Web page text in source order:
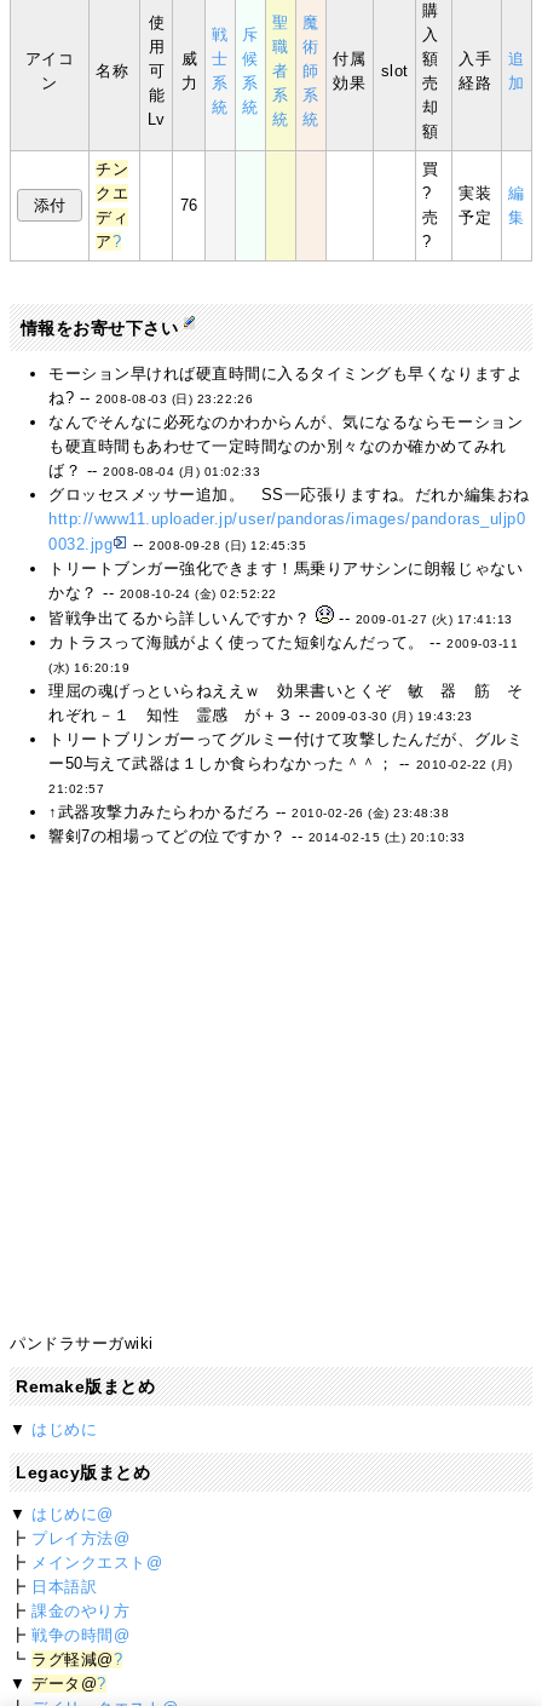
アイコ
ン
名称
使
用
可
能
Lv
威
力
戦
士
系
統
斥
候
系
統
聖
職
者
系
統
魔
術
師
系
統
付属
効果
slot
購
入
額
売
却
額
入手
経路
追
加
チン
クエ
ディ
ア?
76
買
?
売
?
実装
予定
編
集
情報をお寄せ下さい
モーション早ければ硬直時間に入るタイミングも早くなりますよ
ね? --2008-08-03 (日) 23:22:26
なんでそんなに必死なのかわからんが、気になるならモーション
も硬直時間もあわせて一定時間なのか別々なのか確かめてみれ
ば？ --2008-08-04 (月) 01:02:33
グロッセスメッサー追加。 SS一応張りますね。だれか編集おね
http://www11.uploader.jp/user/pandoras/images/pandoras_uljp0
0032.jpg
--2008-09-28 (日) 12:45:35
トリートブンガー強化できます！馬乗りアサシンに朗報じゃない
かな？ -- 2008-10-24 (金) 02:52:22
皆戦争出てるから詳しいんですか？ -- 2009-01-27 (火) 17:41:13
カトラスって海賊がよく使ってた短剣なんだって。 --2009-03-11
(水) 16:20:19
理屈の魂げっといらねええｗ 効果書いとくぞ 敏 器 筋 そ
れぞれ－１ 知性 霊感 が＋３ -- 2009-03-30 (月) 19:43:23
トリートブリンガーってグルミー付けて攻撃したんだが、グルミ
ー50与えて武器は１しか食らわなかった＾＾； -- 2010-02-22 (月)
21:02:57
↑武器攻撃力みたらわかるだろ --2010-02-26 (金) 23:48:38
響剣7の相場ってどの位ですか？ -- 2014-02-15 (土) 20:10:33
パンドラサーガwiki
Remake版まとめ
▼ はじめに
Legacy版まとめ
▼ はじめに@
┣ プレイ方法@
┣ メインクエスト@
┣ 日本語訳
┣課金のやり方
┣戦争の時間@
┗ ラグ軽減@?
▼データ@?